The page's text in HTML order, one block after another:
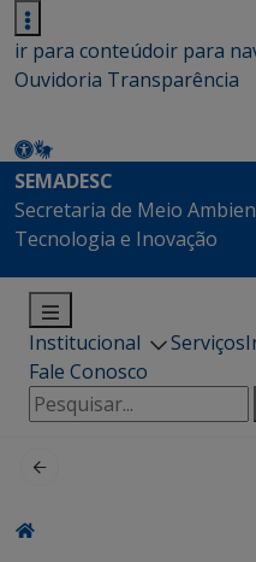
ir para conteúdoir para
Ouvidoria Transparência
SEMADESC
Secretaria de Meio
Tecnologia e Inovação
Institucional Serviços
Fale Conosco
Pesquisar
por: